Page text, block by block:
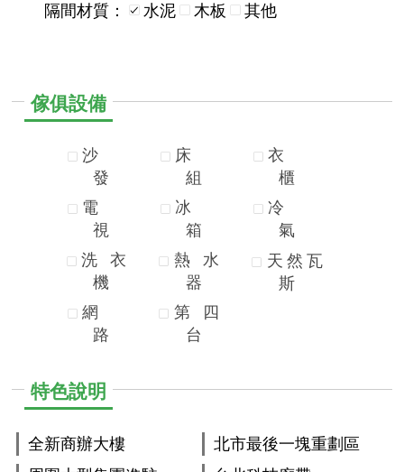
隔間材質：
水泥 木板 其他
傢俱設備
沙
發
電
視
洗
衣
機
網
路
床
組
冰
箱
熱
水
器
第
四
台
衣
櫃
冷
氣
天 然 瓦
斯
特色說明
全新商辦大樓
北市最後一塊重劃區